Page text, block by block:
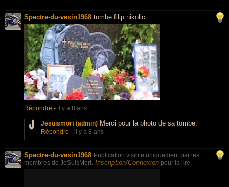
Spectre-du-vexin1968 tombe filip nikolic
Répondre - il y a 8 ans
Jesuismort (admin) Merci pour la photo de sa tombe.
Répondre - il y a 8 ans
Spectre-du-vexin1968 Publication visible uniquement par les
membres de JeSuisMort. Inscription/Connexion pour la lire.